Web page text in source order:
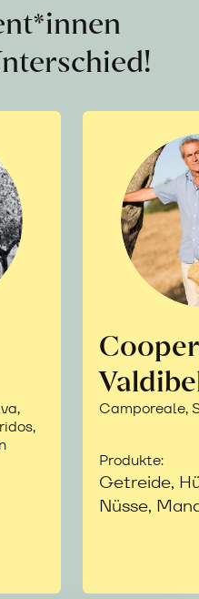
Camporeale,
Produkte:
Getreide,
Nüsse,